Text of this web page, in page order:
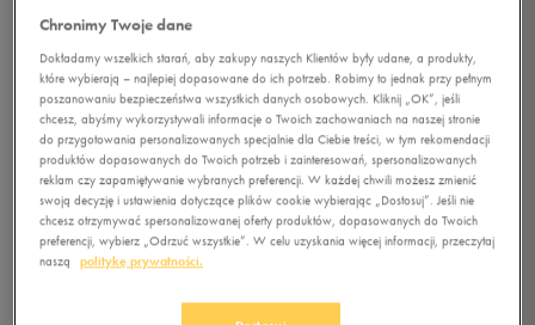
1/1
Chronimy Twoje dane
Dokładamy wszelkich starań, aby zakupy naszych Klientów były udane, a produkty,
które wybierają – najlepiej dopasowane do ich potrzeb. Robimy to jednak przy pełnym
poszanowaniu bezpieczeństwa wszystkich danych osobowych. Kliknij „OK”, jeśli
chcesz, abyśmy wykorzystywali informacje o Twoich zachowaniach na naszej stronie
do przygotowania personalizowanych specjalnie dla Ciebie treści, w tym rekomendacji
produktów dopasowanych do Twoich potrzeb i zainteresowań, spersonalizowanych
reklam czy zapamiętywanie wybranych preferencji. W każdej chwili możesz zmienić
swoją decyzję i ustawienia dotyczące plików cookie wybierając „Dostosuj”. Jeśli nie
chcesz otrzymywać spersonalizowanej oferty produktów, dopasowanych do Twoich
preferencji, wybierz „Odrzuć wszystkie”. W celu uzyskania więcej informacji, przeczytaj
naszą
politykę prywatności.